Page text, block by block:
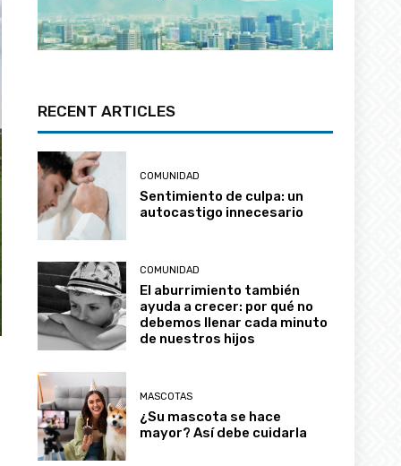
RECENT ARTICLES
COMUNIDAD
Sentimiento de culpa: un
COMUNIDAD
El aburrimiento también
ayuda a crecer: por qué no
debemos llenar cada minuto
MASCOTAS
¿Su mascota se hace